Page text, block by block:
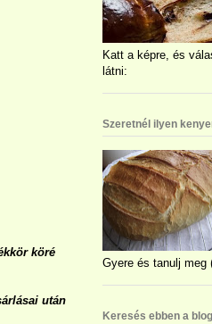
köré
után
Katt a képre, és
látni:
Szeretnél ilyen
Gyere és tanulj meg
Keresés ebben a